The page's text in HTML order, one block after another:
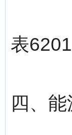
表
四、能